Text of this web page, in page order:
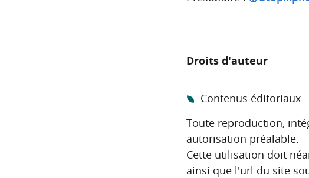
Droits d'auteur
Contenus éditoriaux
Toute reproduction,
autorisation préalable.
Cette utilisation doit
ainsi que l'url du site